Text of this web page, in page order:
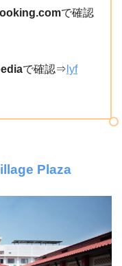
で確認
で確認⇒ lyf
Plaza